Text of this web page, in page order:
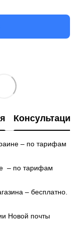
Консультация
– по тарифам
– по тарифам
– бесплатно.
Новой почты